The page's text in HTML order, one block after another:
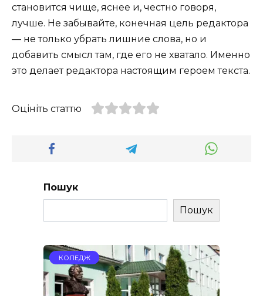
становится чище, яснее и, честно говоря,
лучше. Не забывайте, конечная цель редактора
— не только убрать лишние слова, но и
добавить смысл там, где его не хватало. Именно
это делает редактора настоящим героем текста.
Оцініть статтю
Пошук
Пошук
КОЛЕДЖ